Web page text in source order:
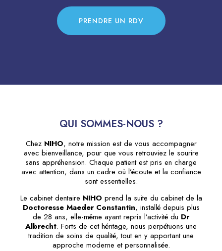
PRENDRE UN RDV
QUI SOMMES-NOUS ?
Chez NIHO, notre mission est de vous accompagner
avec bienveillance, pour que vous retrouviez le sourire
sans appréhension. Chaque patient est pris en charge
avec attention, dans un cadre où l’écoute et la confiance
sont essentielles.
Le cabinet dentaire NIHO prend la suite du cabinet de la
Doctoresse Maeder Constantin, installé depuis plus
de 28 ans, elle-même ayant repris l’activité du Dr
Albrecht. Forts de cet héritage, nous perpétuons une
tradition de soins de qualité, tout en y apportant une
approche moderne et personnalisée.